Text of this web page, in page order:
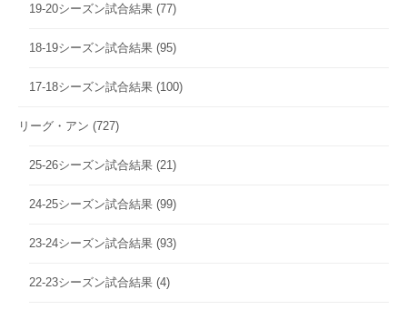
19-20シーズン試合結果 (77)
18-19シーズン試合結果 (95)
17-18シーズン試合結果 (100)
リーグ・アン (727)
25-26シーズン試合結果 (21)
24-25シーズン試合結果 (99)
23-24シーズン試合結果 (93)
22-23シーズン試合結果 (4)